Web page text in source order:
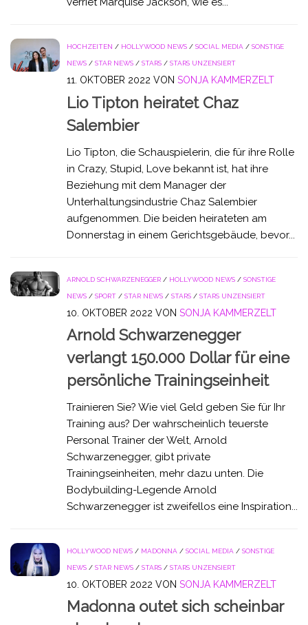
HOCHZEITEN / HOLLYWOOD NEWS / SOCIAL MEDIA / SONSTIGE
NEWS / STAR NEWS / STARS / STARS UNZENSIERT
11. OKTOBER 2022 VON SONJA KAMMERZELT
Lio Tipton heiratet Chaz
Salembier
Lio Tipton, die Schauspielerin, die für ihre Rolle
in Crazy, Stupid, Love bekannt ist, hat ihre
Beziehung mit dem Manager der
Unterhaltungsindustrie Chaz Salembier
aufgenommen. Die beiden heirateten am
Donnerstag in einem Gerichtsgebäude, bevor...
ARNOLD SCHWARZENEGGER / HOLLYWOOD NEWS / SONSTIGE
NEWS / SPORT / STAR NEWS / STARS / STARS UNZENSIERT
10. OKTOBER 2022 VON SONJA KAMMERZELT
Arnold Schwarzenegger
verlangt 150.000 Dollar für eine
persönliche Trainingseinheit
Trainieren Sie? Wie viel Geld geben Sie für Ihr
Training aus? Der wahrscheinlich teuerste
Personal Trainer der Welt, Arnold
Schwarzenegger, gibt private
Trainingseinheiten, mehr dazu unten. Die
Bodybuilding-Legende Arnold
Schwarzenegger ist zweifellos eine Inspiration...
HOLLYWOOD NEWS / MADONNA / SOCIAL MEDIA / SONSTIGE
NEWS / STAR NEWS / STARS / STARS UNZENSIERT
10. OKTOBER 2022 VON SONJA KAMMERZELT
Madonna outet sich scheinbar